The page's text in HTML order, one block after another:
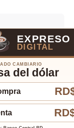
EXPRESO
DIGITAL
CAMBIARIO
del dólar